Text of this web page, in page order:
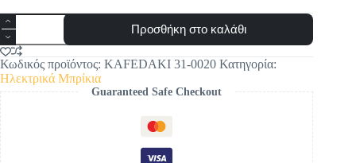
Ηλεκτρικό
Μπρίκι
Telemax
Kafedaki
ποσότητα
Προσθήκη στο καλάθι
Κωδικός προϊόντος: KAFEDAKI 31-0020 Κατηγορία:
Ηλεκτρικά Μπρίκια
Guaranteed Safe Checkout